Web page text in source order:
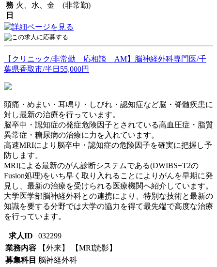
務
日
火、水、金 (非常勤)
【クリニック/非常勤 応相談 AM】脳神経外科専門医/千
葉県香取市/半日55,000円
頭痛・めまい・耳鳴り・しびれ・認知症など脳・脊髄疾患に
対し最新の治療を行っています。
脳卒中・認知症の発症危険因子とされている高血圧症・脂質
異常症・糖尿病の治療に力を入れています。
高速MRIにより脳卒中・認知症の危険因子を確実に把握し予
防します。
MRIによる最新のがん診断システムである(DWIBS+T2の
Fusion処理)をいち早く取り入れることによりがんを早期に発
見し、最新の治療を受けられる医療機関へ紹介しています。
大学医学部脳神経外科との連携により、特別な技術と最新の
知識を要する分野では大学の協力を得て最先端で高度な治療
を行っています。
求人ID
032299
業務内容
【外来】 【MRI読影】
募集科目
脳神経外科